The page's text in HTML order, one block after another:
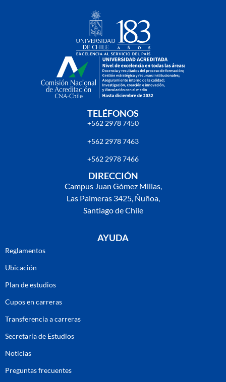
TELÉFONOS
+562 2978 7450
+562 2978 7463
+562 2978 7466
DIRECCIÓN
Campus Juan Gómez Millas,
Las Palmeras 3425, Ñuñoa,
Santiago de Chile
AYUDA
Reglamentos
Ubicación
Plan de estudios
Cupos en carreras
Transferencia a carreras
Secretaría de Estudios
Noticias
Preguntas frecuentes